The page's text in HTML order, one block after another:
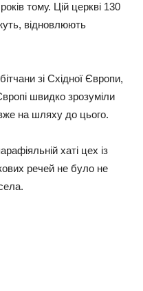
тому. Цій церкві 130
відновлюють
зі Східної Європи,
швидко зрозуміли
на шляху до цього.
хаті цех із
речей не було не